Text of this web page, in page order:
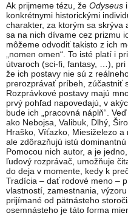
Ak prijmeme tézu, že Odyseus
konkrétnymi historickými
charakter, za ktorým sa skrýva
sa na nich dívame cez prizmu
môžeme odvodiť takisto z ich
„nomen omen“. To isté platí i
útvaroch (sci-fi, fantasy, …), pri
že ich postavy nie sú z
prerozprávať príbeh, zúčastniť
Rozprávkové postavy majú
prvý pohľad napovedajú, v
bude ich „pracovná náplň“.
ako Nebojsa, Valibuk, Dlhý,
Hraško, Víťazko, Miesiželezo a
ale zdôrazňujú istú
Pomocou nich autor, a je
ľudový rozprávač, umožňuje
do deja v momente, kedy k
Tradícia – dať rodové meno –
vlastností, zamestnania,
prijímané od pätnásteho
osemnásteho je táto forma